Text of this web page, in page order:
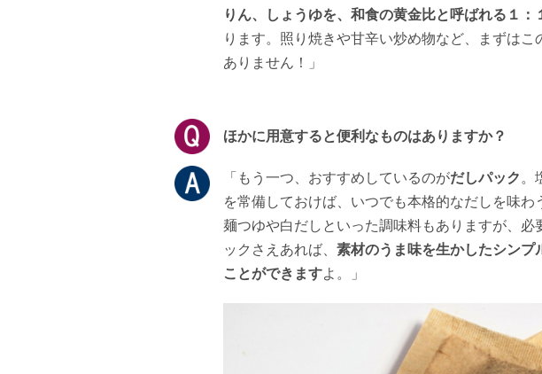
りん、しょうゆを、和食の黄金比と呼ばれる１
ります。照り焼きや甘辛い炒め物など、まずは
ありません！」
ほかに用意すると便利なものはありますか？
「もう一つ、おすすめしているのがだしパック 。
を常備しておけば、いつでも本格的なだしを味わ
麺つゆや白だしといった調味料もありますが、
ックさえあれば、 素材のうま味を生かしたシンプ
ことができますよ。」